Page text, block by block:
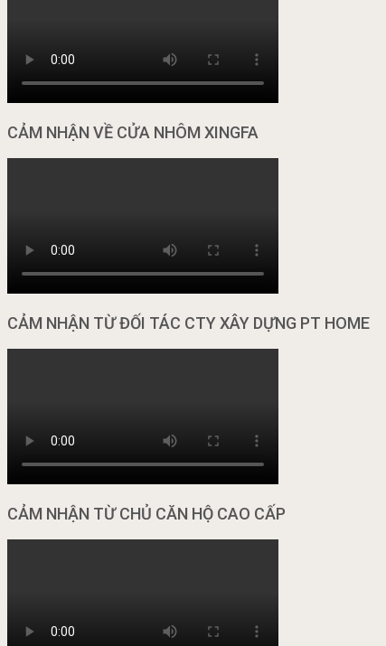
CẢM NHẬN VỀ CỬA NHÔM XINGFA
CẢM NHẬN TỪ ĐỐI TÁC CTY XÂY DỰNG PT HOME
CẢM NHẬN TỪ CHỦ CĂN HỘ CAO CẤP